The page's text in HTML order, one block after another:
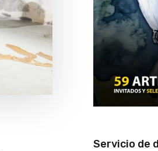
Servicio de